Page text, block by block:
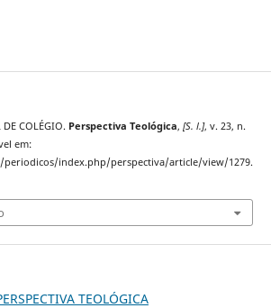
DE COLÉGIO. Perspectiva Teológica, [S. l.], v. 23, n.
em:
index.php/perspectiva/article/view/1279.
TEOLÓGICA